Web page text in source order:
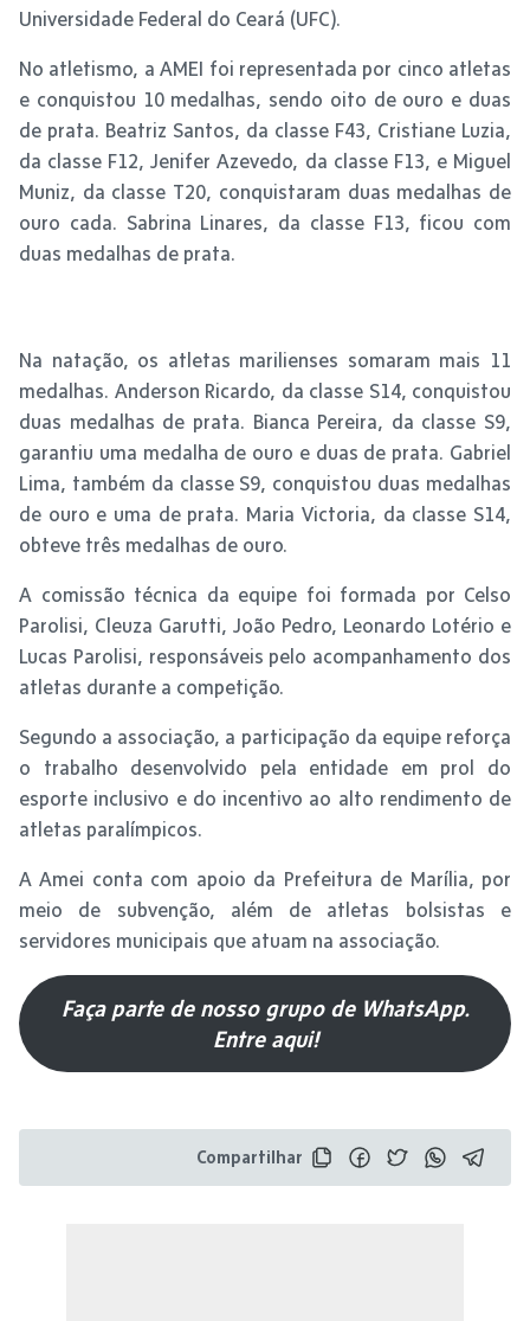
Universidade Federal do Ceará (UFC).
No atletismo, a AMEI foi representada por cinco atletas
e conquistou 10 medalhas, sendo oito de ouro e duas
de prata. Beatriz Santos, da classe F43, Cristiane Luzia,
da classe F12, Jenifer Azevedo, da classe F13, e Miguel
Muniz, da classe T20, conquistaram duas medalhas de
ouro cada. Sabrina Linares, da classe F13, ficou com
duas medalhas de prata.
Na natação, os atletas marilienses somaram mais 11
medalhas. Anderson Ricardo, da classe S14, conquistou
duas medalhas de prata. Bianca Pereira, da classe S9,
garantiu uma medalha de ouro e duas de prata. Gabriel
Lima, também da classe S9, conquistou duas medalhas
de ouro e uma de prata. Maria Victoria, da classe S14,
obteve três medalhas de ouro.
A comissão técnica da equipe foi formada por Celso
Parolisi, Cleuza Garutti, João Pedro, Leonardo Lotério e
Lucas Parolisi, responsáveis pelo acompanhamento dos
atletas durante a competição.
Segundo a associação, a participação da equipe reforça
o trabalho desenvolvido pela entidade em prol do
esporte inclusivo e do incentivo ao alto rendimento de
atletas paralímpicos.
A Amei conta com apoio da Prefeitura de Marília, por
meio de subvenção, além de atletas bolsistas e
servidores municipais que atuam na associação.
Faça parte de nosso grupo de WhatsApp.
Entre aqui!
Compartilhar